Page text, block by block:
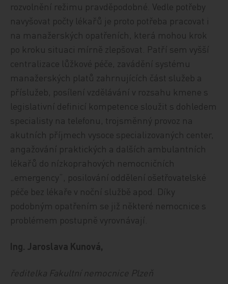
rozvolnění režimu pravděpodobné. Vedle potřeby
navyšovat počty lékařů je proto potřeba pracovat i
na manažerských opatřeních, která mohou krok
po kroku situaci mírně zlepšovat. Patří sem vyšší
centralizace lůžkové péče, zavádění systému
manažerských platů zahrnujících část služeb a
příslužeb, posílení vzdělávání v rozsahu kmene s
legislativní definicí kompetence sloužit s dohledem
specialisty na telefonu, trojsměnný provoz na
akutních příjmech vysoce specializovaných center,
angažování praktických a dalších ambulantních
lékařů do nízkoprahových nemocničních
„emergency“, posilování oddělení ošetřovatelské
péče bez lékaře v noční službě apod. Díky
podobným opatřením se již některé nemocnice s
problémem postupně vyrovnávají.
Ing. Jaroslava Kunová,
ředitelka Fakultní nemocnice Plzeň